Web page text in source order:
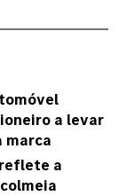
a levar
marca
a